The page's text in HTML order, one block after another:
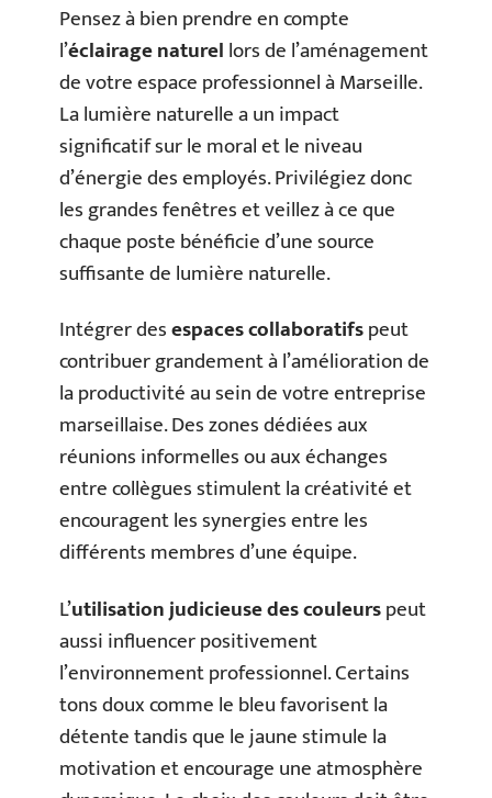
Pensez à bien prendre en compte
l’éclairage naturellors de l’aménagement
de votre espace professionnel à Marseille.
La lumière naturelle a un impact
significatif sur le moral et le niveau
d’énergie des employés. Privilégiez donc
les grandes fenêtres et veillez à ce que
chaque poste bénéficie d’une source
suffisante de lumière naturelle.
Intégrer desespaces collaboratifspeut
contribuer grandement à l’amélioration de
la productivité au sein de votre entreprise
marseillaise. Des zones dédiées aux
réunions informelles ou aux échanges
entre collègues stimulent la créativité et
encouragent les synergies entre les
différents membres d’une équipe.
L’utilisation judicieuse des couleurspeut
aussi influencer positivement
l’environnement professionnel. Certains
tons doux comme le bleu favorisent la
détente tandis que le jaune stimule la
motivation et encourage une atmosphère